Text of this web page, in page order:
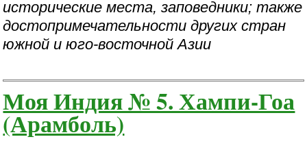
исторические места, заповедники; также
достопримечательности других стран
южной и юго-восточной Азии
Моя Индия № 5. Хампи-Гоа
(Арамболь)